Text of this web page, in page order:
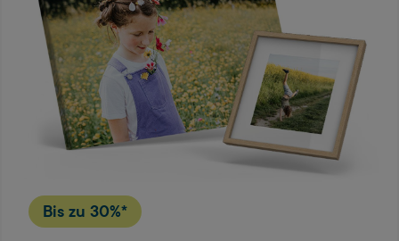
Bis zu 30%*